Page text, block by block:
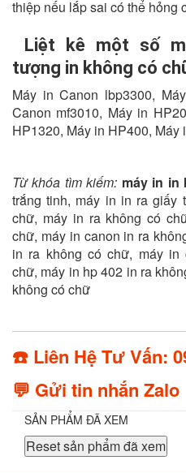
thiệp nếu lắp sai có thể hỏng
Liệt kê một số
tượng in không có
Máy in Canon lbp3300,
Canon mf3010, Máy in
HP1320, Máy in HP400,
Từ khóa tìm kiếm: máy in in
trắng tinh, máy in in ra giấy
chữ, máy in ra không có
chữ, máy in canon in ra
in ra không có chữ, máy
chữ, máy in hp 402 in ra
không có chữ
☎️ Liên Hệ Tư Vấn:
💬 Gửi tin nhắn Zalo
SẢN PHẨM ĐÃ XEM
Reset sản phẩm đã xem